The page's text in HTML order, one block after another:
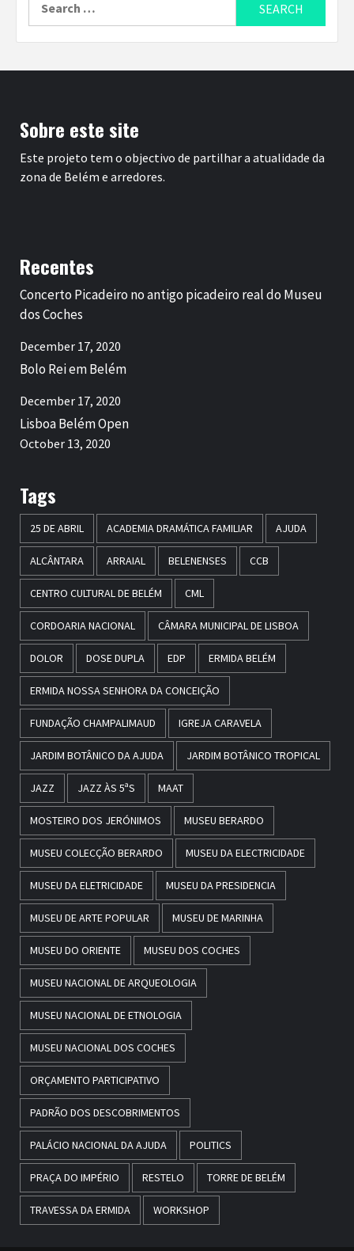
Sobre este site
Este projeto tem o objectivo de partilhar a atualidade da
zona de Belém e arredores.
Recentes
Concerto Picadeiro no antigo picadeiro real do Museu
dos Coches
December 17, 2020
Bolo Rei em Belém
December 17, 2020
Lisboa Belém Open
October 13, 2020
Tags
25 DE ABRIL ACADEMIA DRAMÁTICA FAMILIAR AJUDA
ALCÂNTARA ARRAIAL BELENENSES CCB
CENTRO CULTURAL DE BELÉM CML
CORDOARIA NACIONAL CÂMARA MUNICIPAL DE LISBOA
DOLOR DOSE DUPLA EDP ERMIDA BELÉM
ERMIDA NOSSA SENHORA DA CONCEIÇÃO
FUNDAÇÃO CHAMPALIMAUD IGREJA CARAVELA
JARDIM BOTÂNICO DA AJUDA JARDIM BOTÂNICO TROPICAL
JAZZ JAZZ ÀS 5ªS MAAT
MOSTEIRO DOS JERÓNIMOS MUSEU BERARDO
MUSEU COLECÇÃO BERARDO MUSEU DA ELECTRICIDADE
MUSEU DA ELETRICIDADE MUSEU DA PRESIDENCIA
MUSEU DE ARTE POPULAR MUSEU DE MARINHA
MUSEU DO ORIENTE MUSEU DOS COCHES
MUSEU NACIONAL DE ARQUEOLOGIA
MUSEU NACIONAL DE ETNOLOGIA
MUSEU NACIONAL DOS COCHES
ORÇAMENTO PARTICIPATIVO
PADRÃO DOS DESCOBRIMENTOS
PALÁCIO NACIONAL DA AJUDA POLITICS
PRAÇA DO IMPÉRIO RESTELO TORRE DE BELÉM
TRAVESSA DA ERMIDA WORKSHOP